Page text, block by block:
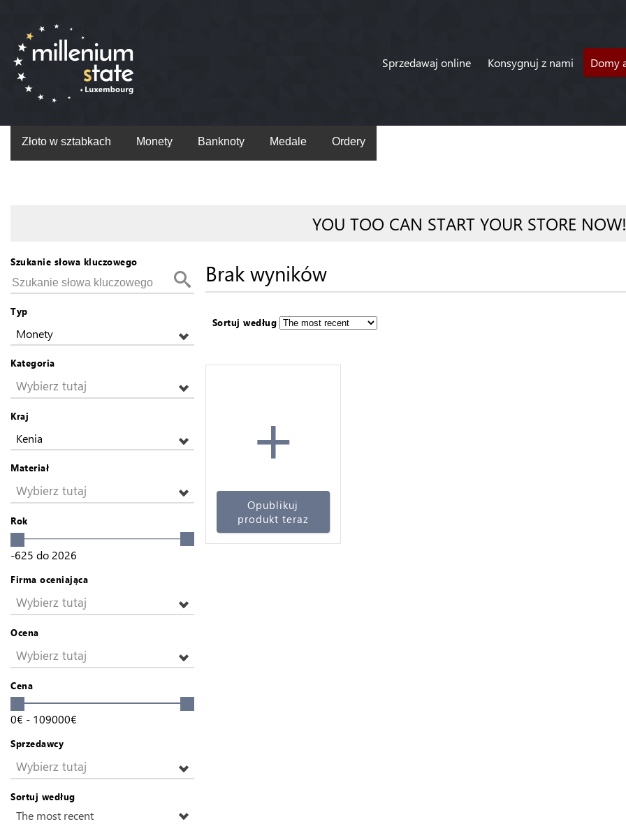
Sprzedawaj online Konsygnuj z nami Domy
Złoto w sztabkach Monety Banknoty Medale Ordery
YOU TOO CAN START YOUR STORE NOW!
Szukanie słowa kluczowego
Typ
Monety
Kategoria
Wybierz tutaj
Kraj
Kenia
Materiał
Wybierz tutaj
Rok
-625 do 2026
Firma oceniająca
Wybierz tutaj
Ocena
Wybierz tutaj
Cena
0€ - 109000€
Sprzedawcy
Wybierz tutaj
Sortuj według
The most recent
Brak wyników
Sortuj według
+
Opublikuj
produkt teraz